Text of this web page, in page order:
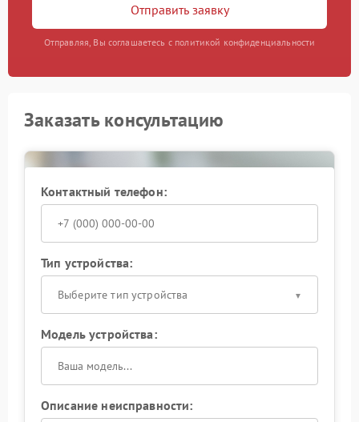
Отправить заявку
Отправляя, Вы соглашаетесь с политикой конфиденциальности
Заказать консультацию
Контактный телефон:
Тип устройства:
Выберите тип устройства
Модель устройства:
Описание неисправности: